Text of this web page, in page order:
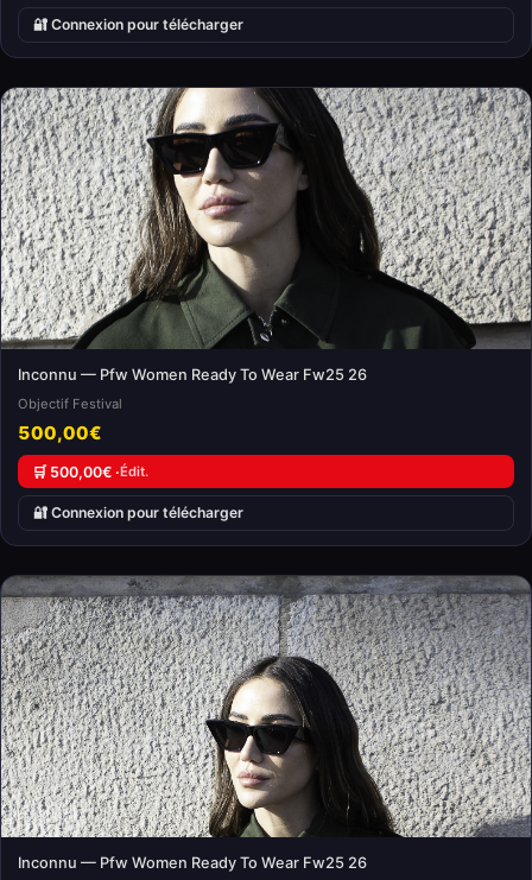
🔐 Connexion pour télécharger
Inconnu — Pfw Women Ready To Wear Fw25 26
Objectif Festival
500,00€
🛒 500,00€ ·Édit.
🔐 Connexion pour télécharger
Inconnu — Pfw Women Ready To Wear Fw25 26